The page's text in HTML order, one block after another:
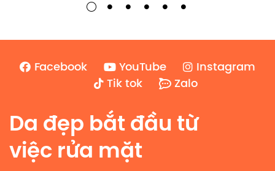
Facebook YouTube
Instagram
Tik tok
Zalo
Da đẹp bắt đầu từ
việc rửa mặt